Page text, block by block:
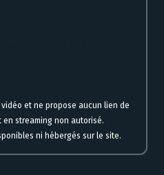
et ne propose aucun lien de
streaming non autorisé.
ni hébergés sur le site.